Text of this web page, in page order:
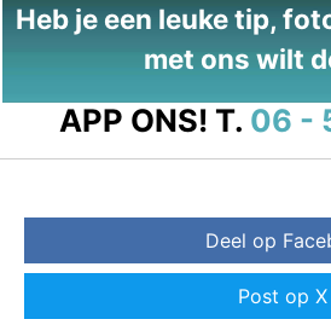
Heb je een leuke tip,
met ons wilt
APP ONS! T. 06 -
Deel op
Post op X